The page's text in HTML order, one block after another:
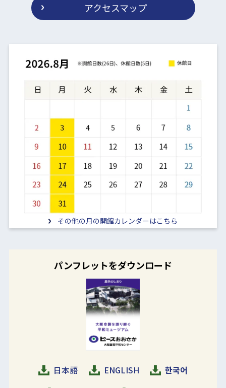
その他の月の開館カレンダーはこちら
アクセスマップ
パンフレットをダウンロード
日本語 ENGLISH
한국어